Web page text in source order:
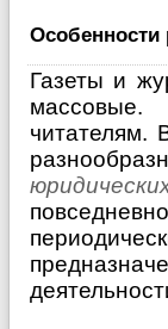
Особенности
Газеты и
массовые.
читателям.